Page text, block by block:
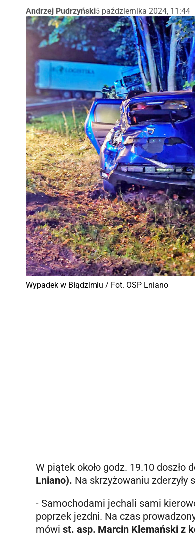
Andrzej Pudrzyński5 października 2024, 11:44
Wypadek w Błądzimiu / Fot. OSP Lniano
W piątek około godz. 19.10 doszło
Lniano). Na skrzyżowaniu zderzyły
- Samochodami jechali sami
poprzek jezdni. Na czas
mówi st. asp. Marcin Klemański z